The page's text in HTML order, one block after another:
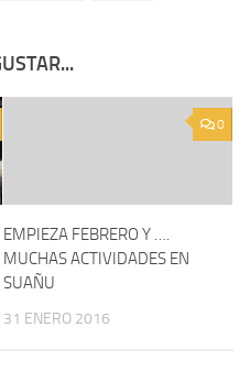
0
EMPIEZA FEBRERO Y ….
MUCHAS ACTIVIDADES EN
SUAÑU
31 ENERO 2016